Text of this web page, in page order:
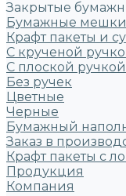
Закрытые
Бумажные мешки
Крафт пакеты и
С крученой
С плоской ручкой
Без ручек
Цветные
Черные
Бумажный
Заказ в
Крафт пакеты с
Продукция
Компания